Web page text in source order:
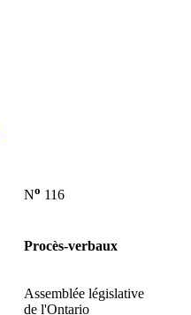
No 116
Procès-verbaux
Assemblée législative
de l'Ontario